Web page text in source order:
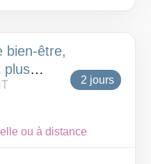
pour être performant
bien-être,
plus
2 jours
ou à distance